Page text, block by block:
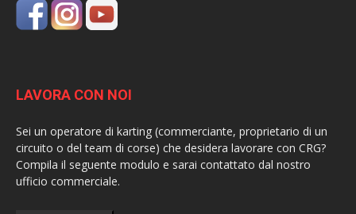
LAVORA CON NOI
Sei un operatore di karting (commerciante, proprietario di un
circuito o del team di corse) che desidera lavorare con CRG?
Compila il seguente modulo e sarai contattato dal nostro
ufficio commerciale.